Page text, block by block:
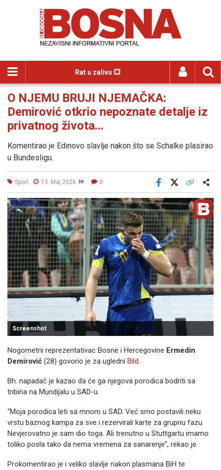
Rat u zalivu 💥
O NJEMU BRUJI NJEMAČKA:
Demirović otkrio nepoznate detalje iz
privatnog života...
Komentirao je Edinovo slavlje nakon što se Schalke plasirao
u Bundesligu.
Sport 13. Maj 2026 0
Facebook
Screenshot
Nogometni reprezentativac Bosne i Hercegovine Ermedin
Demirović (28) govorio je za ugledni Bild.
Bh. napadač je kazao da će ga njegova porodica bodriti sa
tribina na Mundijalu u SAD-u.
“Moja porodica leti sa mnom u SAD. Već smo postavili neku
vrstu baznog kampa za sve i rezervirali karte za grupnu fazu.
Nevjerovatno je sam dio toga. Ali trenutno u Stuttgartu imamo
toliko posla tako da nema vremena za sanarenje”, rekao je.
Prokomentirao je i veliko slavlje nakon plasmana BiH te